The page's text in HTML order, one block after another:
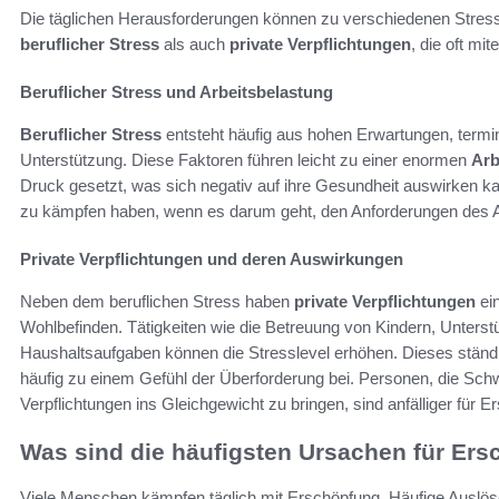
Die täglichen Herausforderungen können zu verschiedenen
beruflicher Stress als auch private Verpflichtungen, die oft
Beruflicher Stress und Arbeitsbelastung
Beruflicher Stress entsteht häufig aus hohen Erwartungen,
Unterstützung. Diese Faktoren führen leicht zu einer enormen
Druck gesetzt, was sich negativ auf ihre Gesundheit auswirken
zu kämpfen haben, wenn es darum geht, den Anforderungen des
Private Verpflichtungen und deren Auswirkungen
Neben dem beruflichen Stress haben private Verpflichtungen
Wohlbefinden. Tätigkeiten wie die Betreuung von Kindern,
Haushaltsaufgaben können die Stresslevel erhöhen. Dieses
häufig zu einem Gefühl der Überforderung bei. Personen, die
Verpflichtungen ins Gleichgewicht zu bringen, sind anfälliger für
Was sind die häufigsten Ursachen für